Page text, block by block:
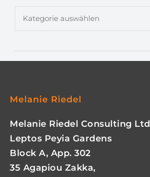
Melanie Riedel
Melanie Riedel Consulting Ltd
Leptos Peyia Gardens
Block A, App. 302
35 Agapiou Zakka,